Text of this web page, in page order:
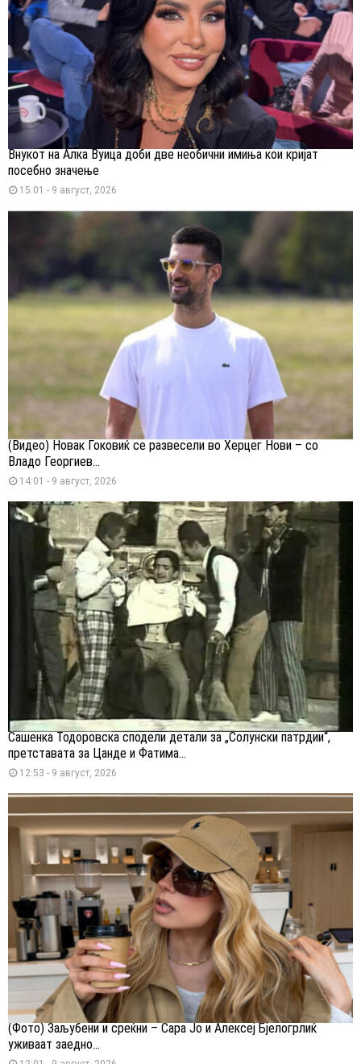
Внукот на Алка Вуица доби две необични имиња кои кријат
посебно значење
15:01 - 9 август, 2026
(Видео) Новак Ѓоковиќ се развесели во Херцег Нови – со
Владо Георгиев...
14:01 - 9 август, 2026
Сашенка Тодоровска сподели детали за „Солунски патрдии“,
претставата за Цанде и Фатима...
12:53 - 9 август, 2026
(Фото) Заљубени и среќни – Сара Јо и Алексеј Бјелогрлиќ
уживаат заедно...